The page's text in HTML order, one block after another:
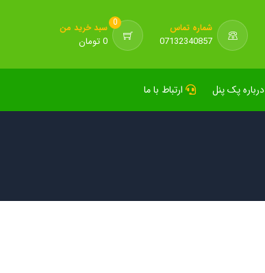
شماره تماس
07132340857
0 سبد خرید من
0 تومان
درباره پک پنل ارتباط با ما